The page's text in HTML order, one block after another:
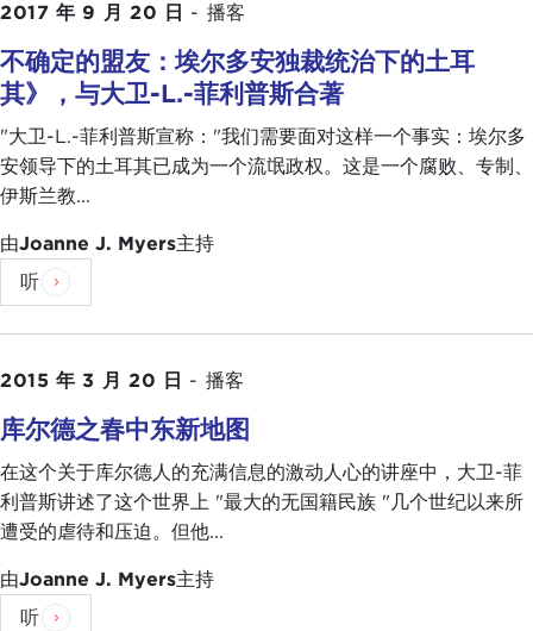
2017 年 9 月 20 日 - 播客
不确定的盟友：埃尔多安独裁统治下的土耳
其》，与大卫-L.-菲利普斯合著
"大卫-L.-菲利普斯宣称："我们需要面对这样一个事实：埃尔多
安领导下的土耳其已成为一个流氓政权。这是一个腐败、专制、
伊斯兰教...
由Joanne J. Myers主持
听
2015 年 3 月 20 日 - 播客
库尔德之春中东新地图
在这个关于库尔德人的充满信息的激动人心的讲座中，大卫-菲
利普斯讲述了这个世界上 "最大的无国籍民族 "几个世纪以来所
遭受的虐待和压迫。但他...
由Joanne J. Myers主持
听